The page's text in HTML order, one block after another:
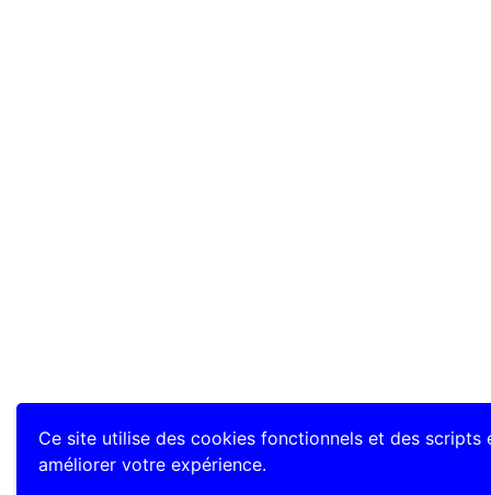
Ce site utilise des cookies fonctionnels et des scripts
améliorer votre expérience.